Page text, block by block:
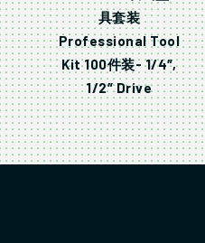
具套装
Professional Tool
Kit 100件装- 1/4″,
1/2″ Drive